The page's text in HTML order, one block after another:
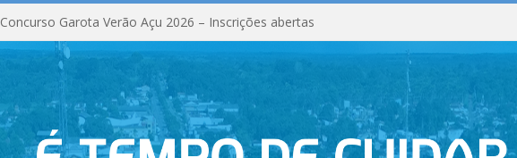
Concurso Garota Verão Açu 2026 – Inscrições abertas